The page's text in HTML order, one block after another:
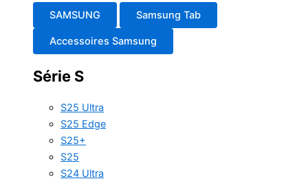
SAMSUNG Samsung Tab
Accessoires Samsung
Série S
S25 Ultra
S25 Edge
S25+
S25
S24 Ultra